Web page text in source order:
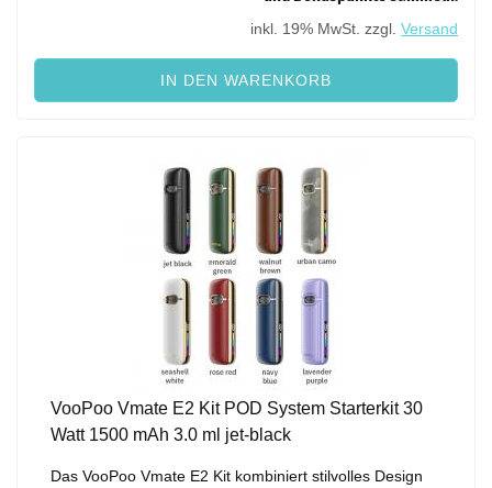
inkl. 19% MwSt. zzgl. Versand
IN DEN WARENKORB
VooPoo Vmate E2 Kit POD System Starterkit 30
Watt 1500 mAh 3.0 ml jet-black
Das VooPoo Vmate E2 Kit kombiniert stilvolles Design